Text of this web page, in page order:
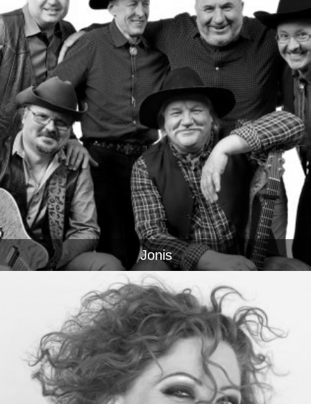
Jonis